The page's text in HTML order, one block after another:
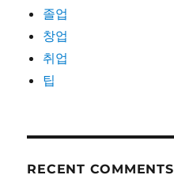
졸업
창업
취업
팁
RECENT COMMENTS